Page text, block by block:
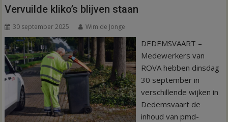
Vervuilde kliko’s blijven staan
30 september 2025 Wim de Jonge
DEDEMSVAART –
Medewerkers van
ROVA hebben dinsdag
30 september in
verschillende wijken in
Dedemsvaart de
inhoud van pmd-